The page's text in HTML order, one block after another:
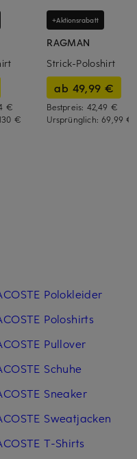
€
€
+Aktionsrabatt
RAGMAN
Strick-Poloshirt
ab 49,99 €
Bestpreis: 42,49 €
Ursprünglich:69,99 €
Polokleider
Poloshirts
Pullover
Schuhe
Sneaker
Sweatjacken
T-Shirts